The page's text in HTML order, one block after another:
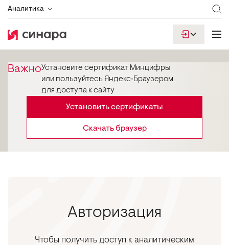
Аналитика
ВажноУстановите сертификат Минцифры
или пользуйтесь Яндекс‑Браузером
для доступа к сайту
Установить сертификаты
Скачать браузер
Авторизация
Чтобы получить доступ к аналитическим